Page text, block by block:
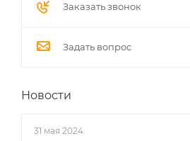
Заказать звонок
Задать вопрос
Новости
31 мая 2024